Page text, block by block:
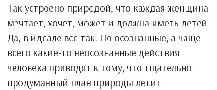
Так устроено природой, что каждая женщина
мечтает, хочет, может и должна иметь детей.
Да, в идеале все так. Но осознанные, а чаще
всего какие-то неосознанные действия
человека приводят к тому, что тщательно
продуманный план природы летит